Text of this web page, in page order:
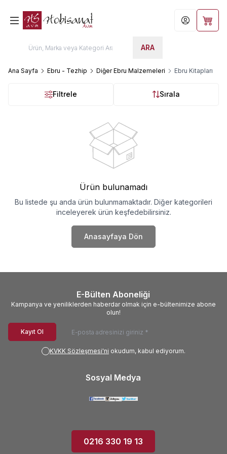
ARA
Hesabım
Ana Sayfa Ebru - Tezhip Diğer Ebru Malzemeleri Ebru Kitapları
Filtrele Sırala
Ürün bulunamadı
Bu listede şu anda ürün bulunmamaktadır. Diğer kategorileri
inceleyerek ürün keşfedebilirsiniz.
Anasayfaya Dön
E-Bülten Aboneliği
Kampanya ve yeniliklerden haberdar olmak için e-bültenimize abone
olun!
Kayıt Ol
KVKK Sözleşmesi'ni okudum, kabul ediyorum.
Sosyal Medya
0216 330 19 13